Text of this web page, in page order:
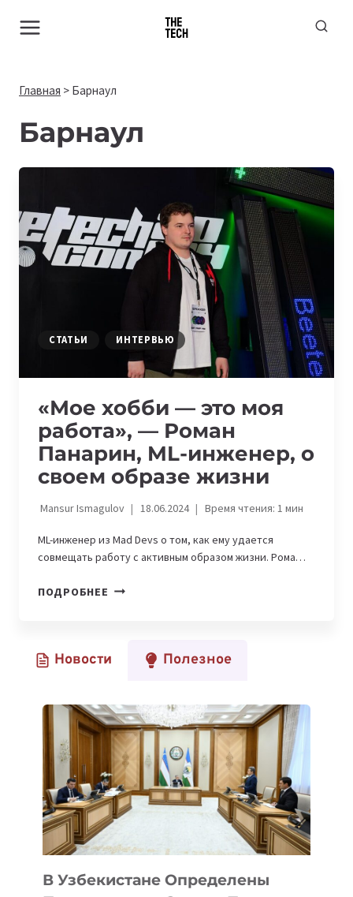
Главная > Барнаул
Барнаул
СТАТЬИ ИНТЕРВЬЮ
«Мое хобби — это моя
работа», — Роман
Панарин, ML-инженер, о
своем образе жизни
Mansur Ismagulov 18.06.2024 Время чтения: 1мин
ML-инженер из Mad Devs о том, как ему удается
совмещать работу с активным образом жизни. Рома…
ПОДРОБНЕЕ «МОЕ
МОЯ
РОМАН
ПАНАРИН,
ML-
ИНЖЕНЕР,
О
СВОЕМ
ОБРАЗЕ
ЖИЗНИ
Новости Полезное
В Узбекистане Определены